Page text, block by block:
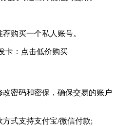
购买一个私人账号。
卡：点击低价购买
密码和密保，确保交易的账户
式支持支付宝/微信付款;